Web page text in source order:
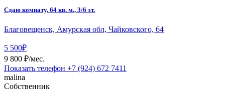
Сдаю комнату, 64 кв. м., 3/6 эт.
Благовещенск, Амурская обл, Чайковского, 64
5 500₽
9 800 ₽/мес.
Показать телефон +7 (924) 672 7411
malina
Собственник